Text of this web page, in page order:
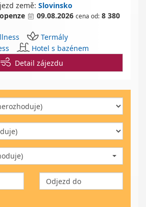
země: Slovinsko
09.08.2026 cena od: 8 380
Termály
Hotel s bazénem
Detail zájezdu